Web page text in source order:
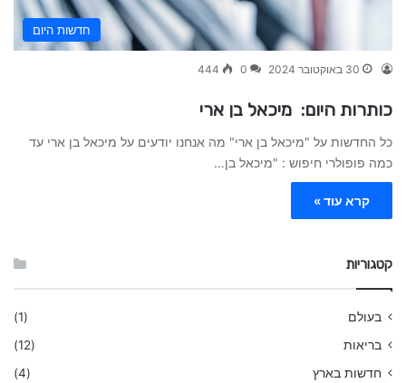
חדשות היום
30 באוקטובר 2024 0
444
כותרות היום: מיכאל בן ארי
כל החדשות על "מיכאל בן ארי" מה אנחנו יודעים על מיכאל בן ארי עד
כמה פופולרי חיפוש : "מיכאל בן…
קרא עוד »
קטגוריות
בעולם
(1)
בריאות
(12)
חדשות בארץ
(4)